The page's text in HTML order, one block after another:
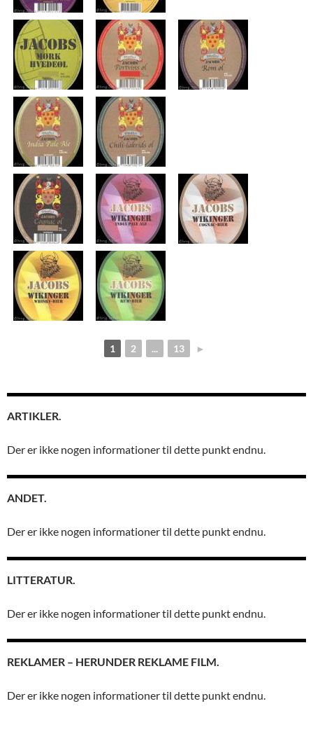
1 2 ... 13 ►
ARTIKLER.
Der er ikke nogen informationer til dette punkt endnu.
ANDET.
Der er ikke nogen informationer til dette punkt endnu.
LITTERATUR.
Der er ikke nogen informationer til dette punkt endnu.
REKLAMER – HERUNDER REKLAME FILM.
Der er ikke nogen informationer til dette punkt endnu.